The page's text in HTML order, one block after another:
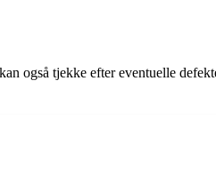
også tjekke efter eventuelle